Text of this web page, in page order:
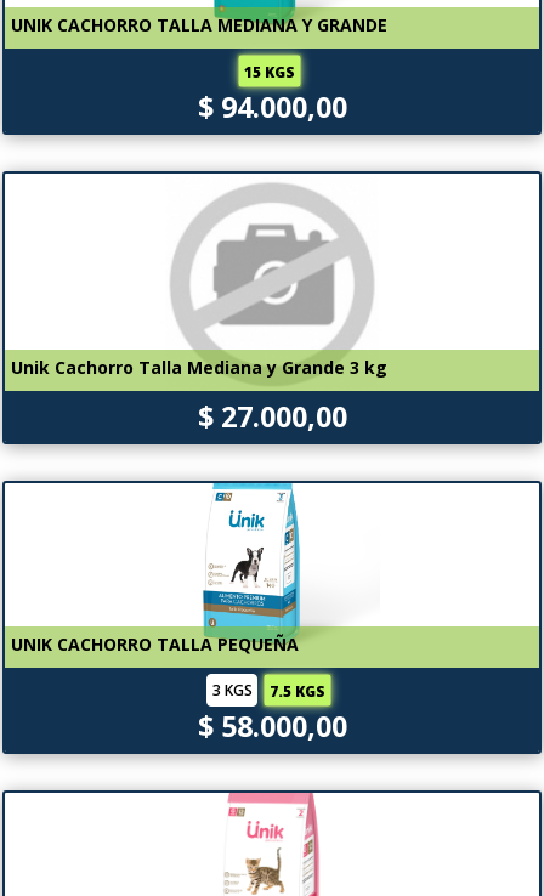
UNIK CACHORRO TALLA MEDIANA Y GRANDE
15 KGS
$ 94.000,00
Unik Cachorro Talla Mediana y Grande 3 kg
$ 27.000,00
UNIK CACHORRO TALLA PEQUEÑA
3 KGS 7.5 KGS
$ 58.000,00